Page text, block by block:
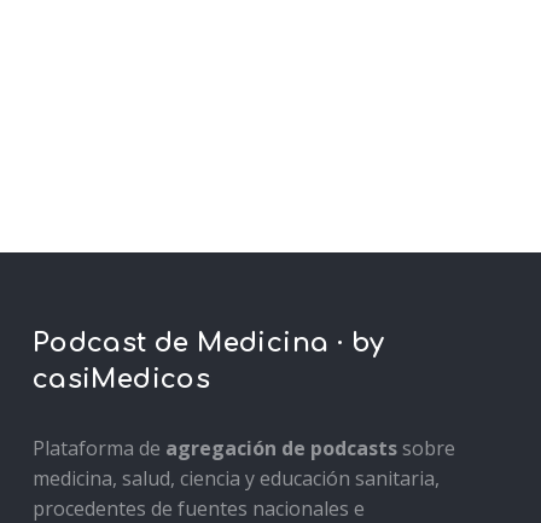
Podcast de Medicina · by
casiMedicos
Plataforma de agregación de podcastssobre
medicina, salud, ciencia y educación sanitaria,
procedentes de fuentes nacionales e